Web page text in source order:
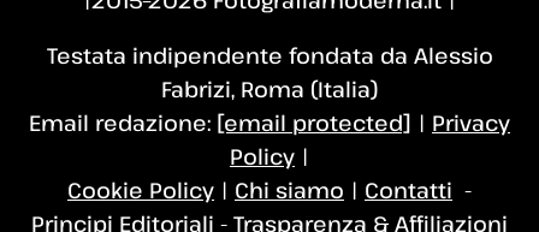
Testata indipendente fondata da Alessio
Fabrizi, Roma (Italia)
Email redazione: [email protected] | Privacy
Policy |
Cookie Policy | Chi siamo | Contatti -
Principi Editoriali - Trasparenza & Affiliazioni